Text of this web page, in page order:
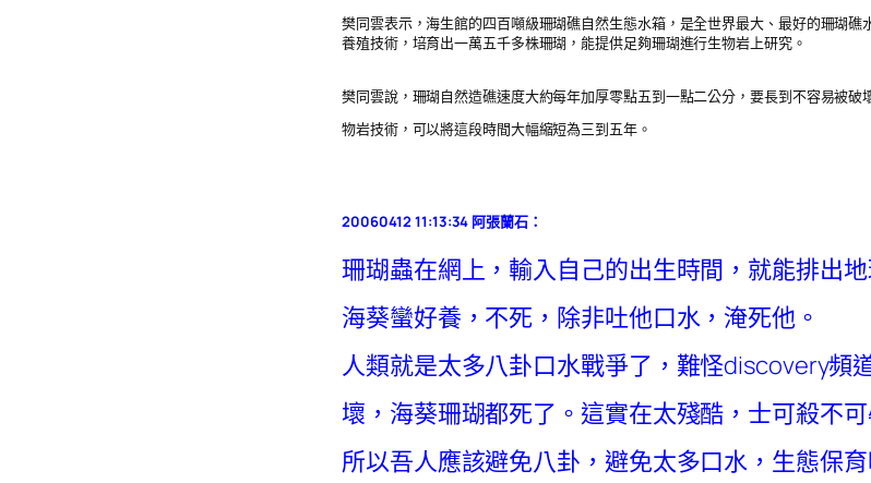
樊同雲表示，海生館的四百噸級珊瑚礁自然生態水箱，是全世界最大、最好的珊瑚
養殖技術，培育出一萬五千多株珊瑚，能提供足夠珊瑚進行生物岩上研究。
樊同雲說，珊瑚自然造礁速度大約每年加厚零點五到一點二公分，要長到不容易被
物岩技術，可以將這段時間大幅縮短為三到五年。
20060412 11:13:34 阿張蘭石：
珊瑚蟲在網上，輸入自己的出生時間，就能排出地
海葵蠻好養，不死，除非吐他口水，淹死他。
人類就是太多八卦口水戰爭了，難怪discovery頻
壞，海葵珊瑚都死了。這實在太殘酷，士可殺不
所以吾人應該避免八卦，避免太多口水，生態保